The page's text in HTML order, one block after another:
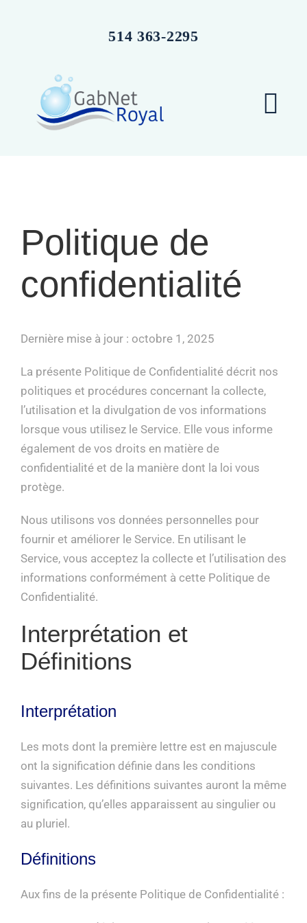
514 363-2295
SOUMISSION
English
Politique de
confidentialité
Dernière mise à jour : octobre 1, 2025
La présente Politique de Confidentialité décrit nos
politiques et procédures concernant la collecte,
l’utilisation et la divulgation de vos informations
lorsque vous utilisez le Service. Elle vous informe
également de vos droits en matière de
confidentialité et de la manière dont la loi vous
protège.
Nous utilisons vos données personnelles pour
fournir et améliorer le Service. En utilisant le
Service, vous acceptez la collecte et l’utilisation des
informations conformément à cette Politique de
Confidentialité.
Interprétation et
Définitions
Interprétation
Les mots dont la première lettre est en majuscule
ont la signification définie dans les conditions
suivantes. Les définitions suivantes auront la même
signification, qu’elles apparaissent au singulier ou
au pluriel.
Définitions
Aux fins de la présente Politique de Confidentialité :